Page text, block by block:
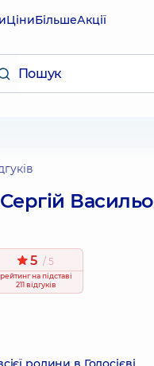
ЦіниБільшеАкції
5 / 5
рейтингна підставі
211 відгуків